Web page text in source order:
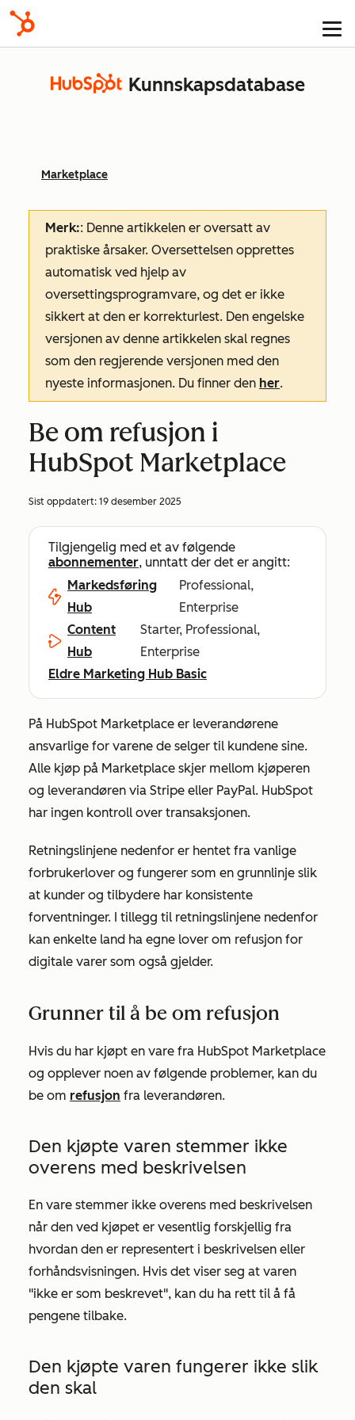
Kunnskapsdatabase
Marketplace
Merk:: Denne artikkelen er oversatt av
praktiske årsaker. Oversettelsen opprettes
automatisk ved hjelp av
oversettingsprogramvare, og det er ikke
sikkert at den er korrekturlest. Den engelske
versjonen av denne artikkelen skal regnes
som den regjerende versjonen med den
nyeste informasjonen. Du finner den her.
Be om refusjon i
HubSpot Marketplace
Sist oppdatert: 19 desember 2025
Tilgjengelig med et av følgende
abonnementer, unntatt der det er angitt:
Markedsføring
Hub
Professional,
Enterprise
Content
Hub
Starter, Professional,
Enterprise
Eldre Marketing Hub Basic
På HubSpot Marketplace er leverandørene
ansvarlige for varene de selger til kundene sine.
Alle kjøp på Marketplace skjer mellom kjøperen
og leverandøren via Stripe eller PayPal. HubSpot
har ingen kontroll over transaksjonen.
Retningslinjene nedenfor er hentet fra vanlige
forbrukerlover og fungerer som en grunnlinje slik
at kunder og tilbydere har konsistente
forventninger. I tillegg til retningslinjene nedenfor
kan enkelte land ha egne lover om refusjon for
digitale varer som også gjelder.
Grunner til å be om refusjon
Hvis du har kjøpt en vare fra HubSpot Marketplace
og opplever noen av følgende problemer, kan du
be om refusjon fra leverandøren.
Den kjøpte varen stemmer ikke
overens med beskrivelsen
En vare stemmer ikke overens med beskrivelsen
når den ved kjøpet er vesentlig forskjellig fra
hvordan den er representert i beskrivelsen eller
forhåndsvisningen. Hvis det viser seg at varen
"ikke er som beskrevet", kan du ha rett til å få
pengene tilbake.
Den kjøpte varen fungerer ikke slik
den skal